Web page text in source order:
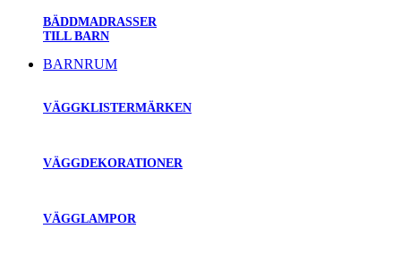
BÄDDMADRASSER
TILL BARN
BARNRUM
VÄGGKLISTERMÄRKEN
VÄGGDEKORATIONER
VÄGGLAMPOR